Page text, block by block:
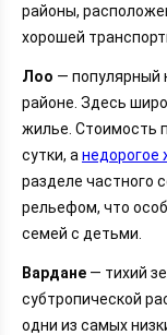
районы,
хорошей
Лоо — популярный
районе. Здесь
жилье. Стоимость
сутки, а недорогое
разделе частного
рельефом, что
семей с детьми.
Вардане — тихий
субтропической
одни из самых